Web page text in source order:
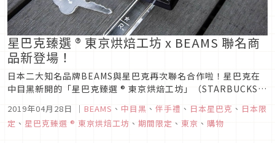
星巴克臻選 ® 東京烘焙工坊 x BEAMS 聯名商
品新登場！
日本二大知名品牌BEAMS與星巴克再次聯名合作啦！星巴克在
中目黑新開的「星巴克臻選 ® 東京烘焙工坊」（STARBUCKS
RESERVE™ ROASTERY TOKYO）自從開店後就變成星巴克迷
前往東京時需要去朝聖的景點之一，而這次則是要與同樣為日本
知名大牌的BEAMS以「旅遊（Travel）」為...
2019年04月28日 ｜ BEAMS 、 中目黑 、 伴手禮 、 日本星巴克 、 日本限
定 、 星巴克臻選 ® 東京烘焙工坊 、 期間限定 、 東京 、 購物